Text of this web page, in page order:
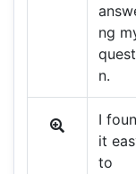
ng
n.
I
it
to